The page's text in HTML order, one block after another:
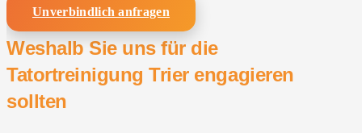
Unverbindlich anfragen
Weshalb Sie uns für die
Tatortreinigung Trier engagieren
sollten